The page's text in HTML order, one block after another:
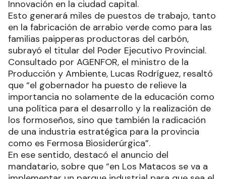
Innovación en la ciudad capital.
Esto generará miles de puestos de trabajo, tanto
en la fabricación de arrabio verde como para las
familias paipperas productoras del carbón,
subrayó el titular del Poder Ejecutivo Provincial.
Consultado por AGENFOR, el ministro de la
Producción y Ambiente, Lucas Rodríguez, resaltó
que “el gobernador ha puesto de relieve la
importancia no solamente de la educación como
una política para el desarrollo y la realización de
los formoseños, sino que también la radicación
de una industria estratégica para la provincia
como es Fermosa Biosiderúrgica”.
En ese sentido, destacó el anuncio del
mandatario, sobre que “en Los Matacos se va a